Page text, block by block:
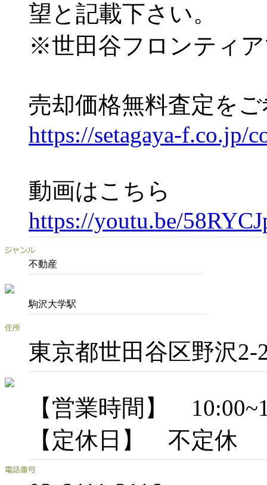
望と記載下さい。
※世田谷フロンティ
売却価格無料査定を
https://setagaya-f.co.jp/
動画はこちら
https://youtu.be/
不動産
駒沢大学駅
東京都世田谷区野沢2-
【営業時間】
【定休日】 不定休